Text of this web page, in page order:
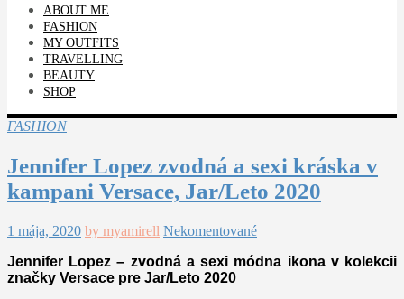
ABOUT ME
FASHION
MY OUTFITS
TRAVELLING
BEAUTY
SHOP
FASHION
Jennifer Lopez zvodná a sexi kráska v
kampani Versace, Jar/Leto 2020
1 mája, 2020 by myamirell Nekomentované
Jennifer Lopez – zvodná a sexi módna ikona v kolekcii
značky Versace pre Jar/Leto 2020